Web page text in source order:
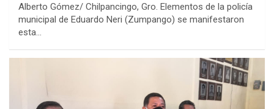
Alberto Gómez/ Chilpancingo, Gro. Elementos de la policía
municipal de Eduardo Neri (Zumpango) se manifestaron
esta…